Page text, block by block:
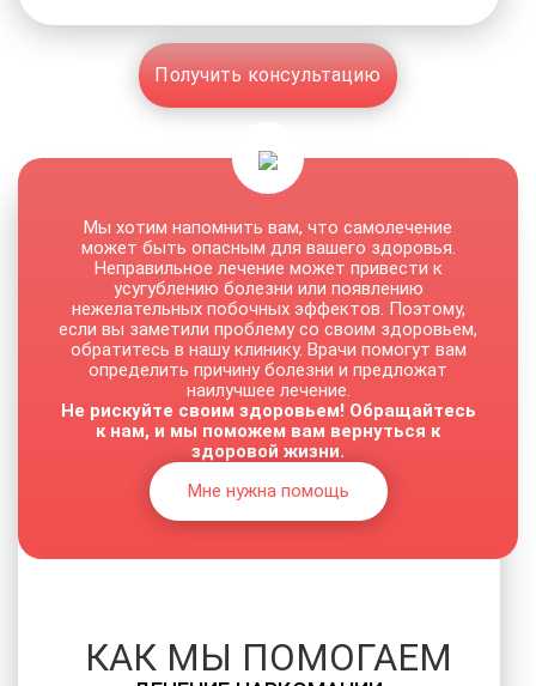
Получить консультацию
Мы хотим напомнить вам, что самолечение
может быть опасным для вашего здоровья.
Неправильное лечение может привести к
усугублению болезни или появлению
нежелательных побочных эффектов. Поэтому,
если вы заметили проблему со своим здоровьем,
обратитесь в нашу клинику. Врачи помогут вам
определить причину болезни и предложат
наилучшее лечение.
Не рискуйте своим здоровьем! Обращайтесь
к нам, и мы поможем вам вернуться к
здоровой жизни.
Мне нужна помощь
КАК МЫ ПОМОГАЕМ